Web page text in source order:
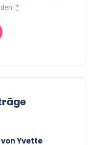
*
von Yvette